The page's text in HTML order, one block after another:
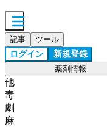
記事 ツール
ログイン 新規登録
薬剤情報
他
毒
劇
麻